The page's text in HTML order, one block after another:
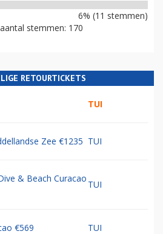
6% (11 stemmen)
stemmen: 170
RETOURTICKETS
TUI
Zee €1235 TUI
& Beach Curacao
TUI
€569 TUI